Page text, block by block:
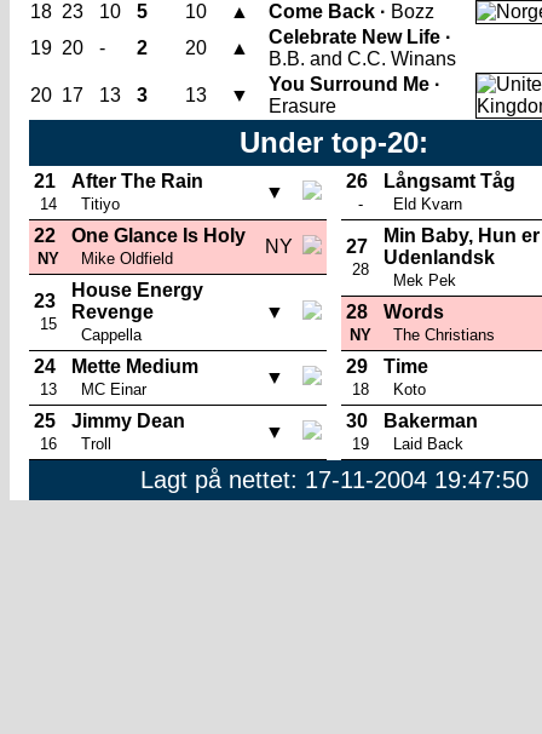
18 23 10 5 10 ▲ Come Back · Bozz
19 20 - 2 20 ▲
Celebrate New Life ·
B.B. and C.C. Winans
20 17 13 3 13 ▼
You Surround Me ·
Erasure
Under top-20:
21
14
After The Rain
Titiyo
▼
22
NY
One Glance Is Holy
Mike Oldfield
NY
23
15
House Energy
Revenge
Cappella
▼
24
13
Mette Medium
MC Einar
▼
25
16
Jimmy Dean
Troll
▼
26
-
Långsamt Tåg
Eld Kvarn
27
28
Min Baby, Hun er
Udenlandsk
Mek Pek
28
NY
Words
The Christians
29
18
Time
Koto
30
19
Bakerman
Laid Back
Lagt på nettet: 17-11-2004 19:47:50